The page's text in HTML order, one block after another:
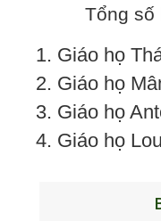
Tổng số
1. Giáo họ
2. Giáo họ
3. Giáo họ
4. Giáo họ